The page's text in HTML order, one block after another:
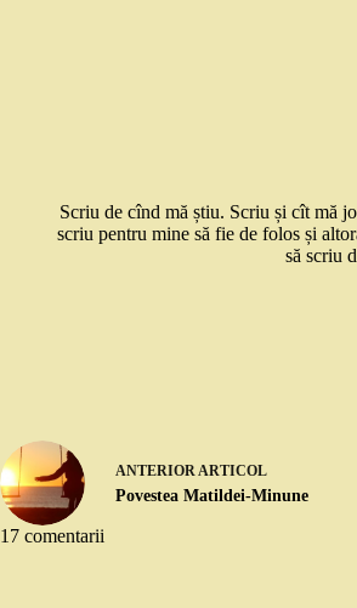
Scriu de cînd mă știu. Scriu și cît mă
scriu pentru mine să fie de folos și
să scriu
ANTERIORARTICOL
Povestea Matildei-Minune
17 comentarii